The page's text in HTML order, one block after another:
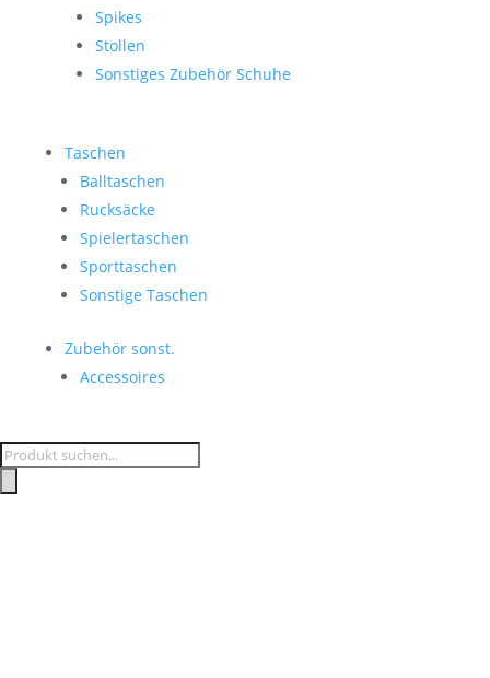
Spikes
Stollen
Sonstiges Zubehör Schuhe
Taschen
Balltaschen
Rucksäcke
Spielertaschen
Sporttaschen
Sonstige Taschen
Zubehör sonst.
Accessoires
Products